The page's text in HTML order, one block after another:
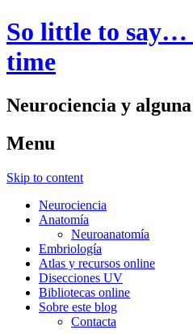
So little to say…
time
Neurociencia y alguna
Menu
Skip to content
Neurociencia
Anatomía
Neuroanatomía
Embriología
Atlas y recursos online
Disecciones UV
Bibliotecas online
Sobre este blog
Contacta